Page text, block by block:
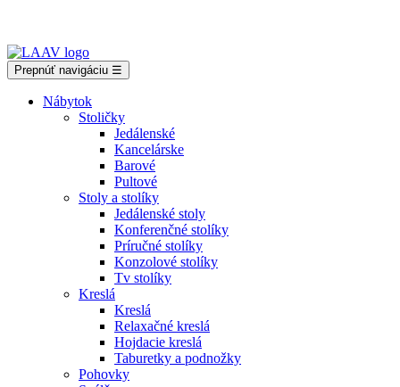
Prepnúť navigáciu ☰
Nábytok
Stoličky
Jedálenské
Kancelárske
Barové
Pultové
Stoly a stolíky
Jedálenské stoly
Konferenčné stolíky
Príručné stolíky
Konzolové stolíky
Tv stolíky
Kreslá
Kreslá
Relaxačné kreslá
Hojdacie kreslá
Taburetky a podnožky
Pohovky